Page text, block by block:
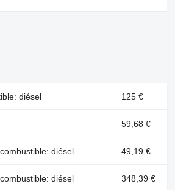
diésel 125 €
59,68 €
diésel 49,19 €
diésel 348,39 €